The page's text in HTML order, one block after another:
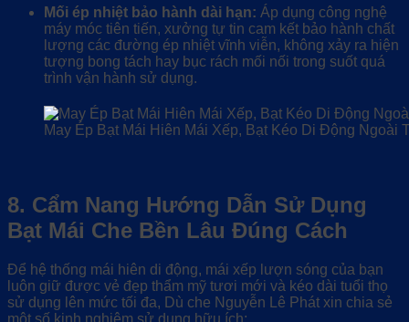
Mối ép nhiệt bảo hành dài hạn: Áp dụng công nghệ
máy móc tiên tiến, xưởng tự tin cam kết bảo hành chất
lượng các đường ép nhiệt vĩnh viễn, không xảy ra hiện
tượng bong tách hay bục rách mối nối trong suốt quá
trình vận hành sử dụng.
May Ép Bạt Mái Hiên Mái Xếp, Bạt Kéo Di Động Ngoài
8. Cẩm Nang Hướng Dẫn Sử Dụng
Bạt Mái Che Bền Lâu Đúng Cách
Để hệ thống mái hiên di động, mái xếp lượn sóng của bạn
luôn giữ được vẻ đẹp thẩm mỹ tươi mới và kéo dài tuổi thọ
sử dụng lên mức tối đa, Dù che Nguyễn Lê Phát xin chia sẻ